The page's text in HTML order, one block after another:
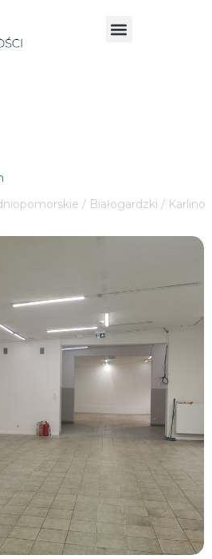
/ Białogardzki / Karlino